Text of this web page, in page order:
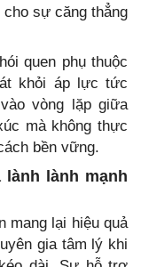
sự căng thẳng
quen phụ thuộc
khỏi áp lực tức
vòng lặp giữa
mà không thực
bền vững.
lành mạnh
mang lại hiệu quả
gia tâm lý khi